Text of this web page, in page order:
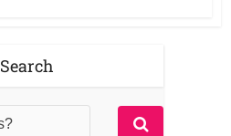
Search